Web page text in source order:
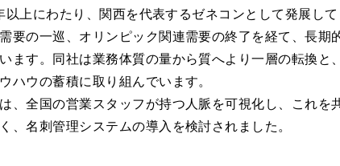
以上にわたり、関西を代表するゼネコンとして発展して
要の一巡、オリンピック関連需要の終了を経て、長期
ます。同社は業務体質の量から質へより一層の転換と
ハウの蓄積に取り組んでいます。
、全国の営業スタッフが持つ人脈を可視化し、これを
、名刺管理システムの導入を検討されました。